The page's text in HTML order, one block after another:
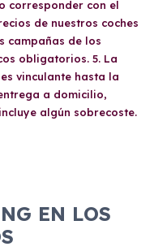
corresponder con el
de nuestros coches
campañas de los
obligatorios. 5. La
vinculante hasta la
a domicilio,
algún sobrecoste.
EN LOS